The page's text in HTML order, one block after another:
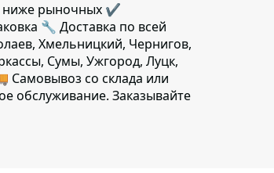
ниже рыночных ✔️
🔧 Доставка по всей
Хмельницкий, Чернигов,
Сумы, Ужгород, Луцк,
Самовывоз со склада или
обслуживание. Заказывайте